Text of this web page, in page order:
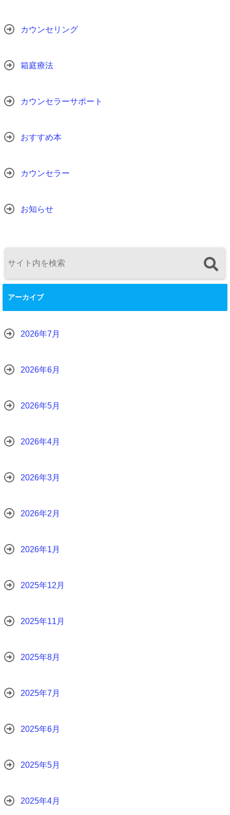
カウンセリング
箱庭療法
カウンセラーサポート
おすすめ本
カウンセラー
お知らせ
アーカイブ
2026年7月
2026年6月
2026年5月
2026年4月
2026年3月
2026年2月
2026年1月
2025年12月
2025年11月
2025年8月
2025年7月
2025年6月
2025年5月
2025年4月